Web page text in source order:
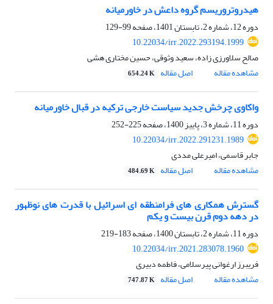
هیدروتروریسم گروه داعش در خاورمیانه
دوره 12، شماره 2، تابستان 1401، صفحه
99-129
10.22034/irr.2022.293194.1999
صالح سلاورزی زاده، سعید وثوقی، حسین مختاری هشی
مشاهده مقاله
اصل مقاله 654.24 K
واکاوی چرخش جدید سیاست خارجی ترکیه در قبال خاورمیانه
دوره 11، شماره 3، پاییز 1400، صفحه
225-252
10.22034/irr.2022.291231.1989
جابر قاسمی، امیرعلی مددی
مشاهده مقاله
اصل مقاله 484.69 K
گسترش همکاری های فرامنطقه ای اسرائیل با قدرت های نوظهور
در دهه دوم قرن بیست و یکم
دوره 11، شماره 2، تابستان 1400، صفحه
183-219
10.22034/irr.2021.283078.1960
فریبرز ارغوانی پیرسلامی، فاطمه دبیری
مشاهده مقاله
اصل مقاله 747.87 K